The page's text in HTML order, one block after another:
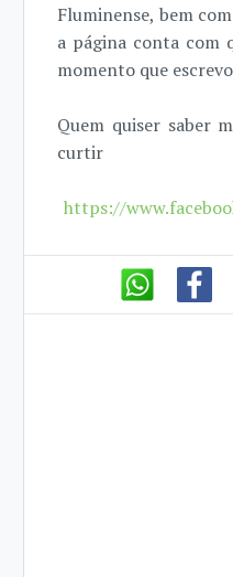
Fluminense, bem
a página conta com
momento que
Quem quiser saber
curtir
https://